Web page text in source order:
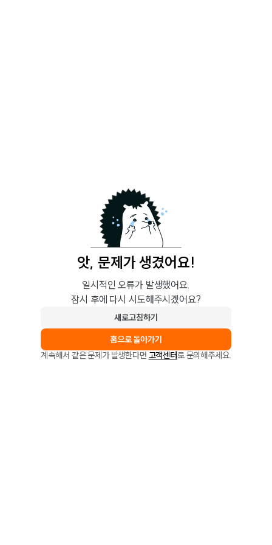
앗, 문제가 생겼어요!
일시적인 오류가 발생했어요.
잠시 후에 다시 시도해주시겠어요?
새로고침하기
홈으로 돌아가기
계속해서 같은 문제가 발생한다면 고객센터로 문의해주세요.